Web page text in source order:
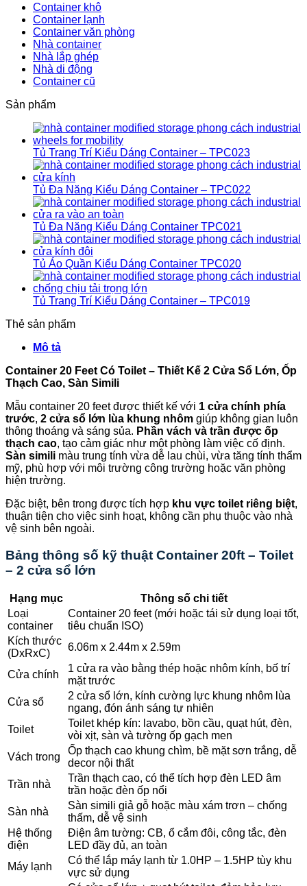
Container khô
Container lạnh
Container văn phòng
Nhà container
Nhà lắp ghép
Nhà di động
Container cũ
Sản phẩm
Tủ Trang Trí Kiểu Dáng Container – TPC023
Tủ Đa Năng Kiểu Dáng Container – TPC022
Tủ Đa Năng Kiểu Dáng Container TPC021
Tủ Áo Quần Kiểu Dáng Container TPC020
Tủ Trang Trí Kiểu Dáng Container – TPC019
Thẻ sản phẩm
Mô tả
Container 20 Feet Có Toilet – Thiết Kế 2 Cửa Sổ Lớn, Ốp
Thạch Cao, Sàn Simili
Mẫu container 20 feet được thiết kế với 1 cửa chính phía
trước, 2 cửa sổ lớn lùa khung nhôm giúp không gian luôn
thông thoáng và sáng sủa. Phần vách và trần được ốp
thạch cao, tạo cảm giác như một phòng làm việc cố định.
Sàn simili màu trung tính vừa dễ lau chùi, vừa tăng tính thẩm
mỹ, phù hợp với môi trường công trường hoặc văn phòng
hiện trường.
Đặc biệt, bên trong được tích hợp khu vực toilet riêng biệt,
thuận tiện cho việc sinh hoạt, không cần phụ thuộc vào nhà
vệ sinh bên ngoài.
Bảng thông số kỹ thuật Container 20ft – Toilet
– 2 cửa sổ lớn
Hạng mục
Thông số chi tiết
Loại
container
Container 20 feet (mới hoặc tái sử dụng loại tốt,
tiêu chuẩn ISO)
Kích thước
(DxRxC)
6.06m x 2.44m x 2.59m
Cửa chính
1 cửa ra vào bằng thép hoặc nhôm kính, bố trí
mặt trước
Cửa sổ
2 cửa sổ lớn, kính cường lực khung nhôm lùa
ngang, đón ánh sáng tự nhiên
Toilet
Toilet khép kín: lavabo, bồn cầu, quạt hút, đèn,
vòi xịt, sàn và tường ốp gạch men
Vách trong
Ốp thạch cao khung chìm, bề mặt sơn trắng, dễ
decor nội thất
Trần nhà
Trần thạch cao, có thể tích hợp đèn LED âm
trần hoặc đèn ốp nổi
Sàn nhà
Sàn simili giả gỗ hoặc màu xám trơn – chống
thấm, dễ vệ sinh
Hệ thống
điện
Điện âm tường: CB, ổ cắm đôi, công tắc, đèn
LED đầy đủ, an toàn
Máy lạnh
Có thể lắp máy lạnh từ 1.0HP – 1.5HP tùy khu
vực sử dụng